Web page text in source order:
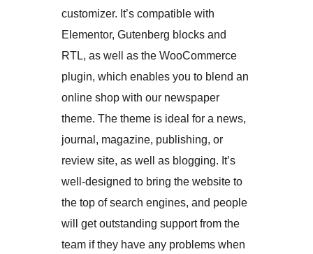
customizer. It’s compatible with
Elementor, Gutenberg blocks and
RTL, as well as the WooCommerce
plugin, which enables you to blend an
online shop with our newspaper
theme. The theme is ideal for a news,
journal, magazine, publishing, or
review site, as well as blogging. It’s
well-designed to bring the website to
the top of search engines, and people
will get outstanding support from the
team if they have any problems when